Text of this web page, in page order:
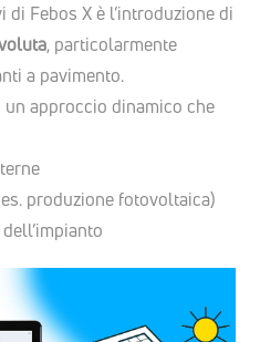
Febos X è l’introduzione di
, particolarmente
a pavimento.
approccio dinamico che
produzione fotovoltaica)